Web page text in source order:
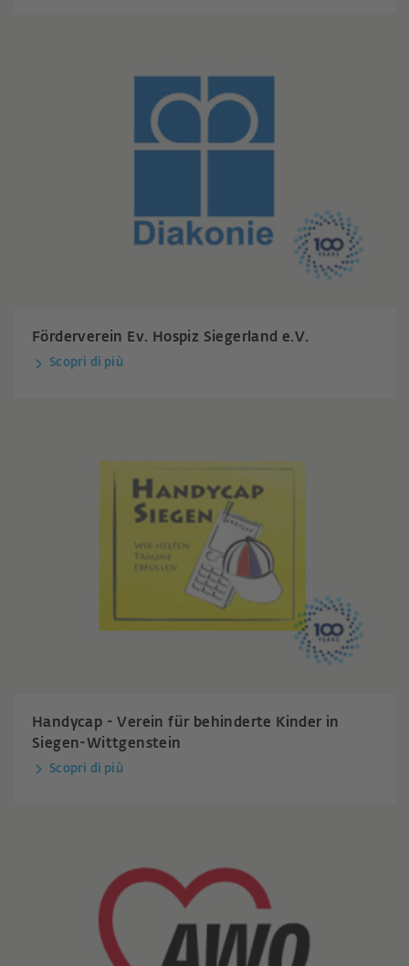
Förderverein Ev. Hospiz Siegerland e.V.
Scopri di più
Handycap - Verein für behinderte Kinder in
Siegen-Wittgenstein
Scopri di più